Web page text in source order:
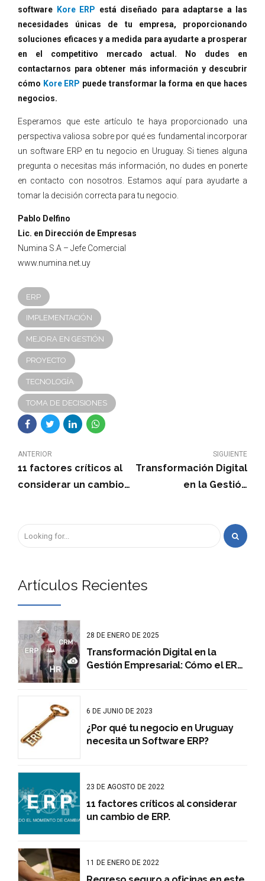
software Kore ERP está diseñado para adaptarse a las
necesidades únicas de tu empresa, proporcionando
soluciones eficaces y a medida para ayudarte a prosperar
en el competitivo mercado actual. No dudes en
contactarnos para obtener más información y descubrir
cómo Kore ERP puede transformar la forma en que haces
negocios.
Esperamos que este artículo te haya proporcionado una
perspectiva valiosa sobre por qué es fundamental incorporar
un software ERP en tu negocio en Uruguay. Si tienes alguna
pregunta o necesitas más información, no dudes en ponerte
en contacto con nosotros. Estamos aquí para ayudarte a
tomar la decisión correcta para tu negocio.
Pablo Delfino
Lic. en Dirección de Empresas
Numina S.A – Jefe Comercial
www.numina.net.uy
ERP
IMPLEMENTACIÓN
MEJORA EN GESTIÓN
PROYECTO
TECNOLOGÍA
TOMA DE DECISIONES
ANTERIOR
11 factores críticos al
considerar un cambio
SIGUIENTE
Transformación Digital
en la Gestión
éxito
Artículos Recientes
28 DE ENERO DE 2025
Transformación Digital en la
Gestión Empresarial: Cómo el ERP
6 DE JUNIO DE 2023
¿Por qué tu negocio en Uruguay
necesita un Software ERP?
23 DE AGOSTO DE 2022
11 factores críticos al considerar
un cambio de ERP.
11 DE ENERO DE 2022